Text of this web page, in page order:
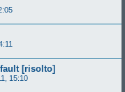
[risolto]
15:10